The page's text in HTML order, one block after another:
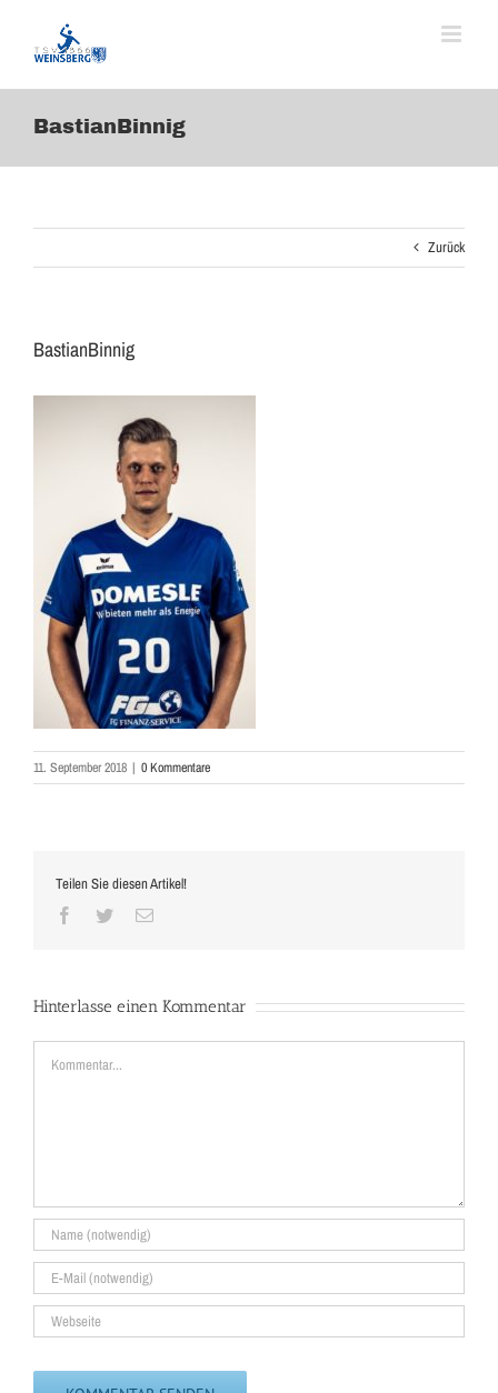
springen
BastianBinnig
Zurück
BastianBinnig
11. September 2018 | 0 Kommentare
Teilen Sie diesen Artikel!
Facebook
TwitterE-
Hinterlasse einen Kommentar